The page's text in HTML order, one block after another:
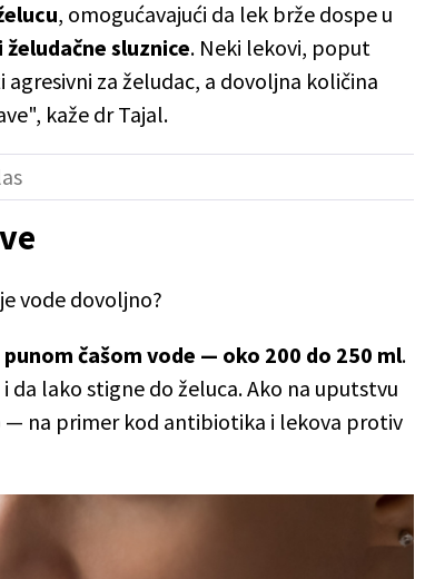
, omogućavajući da lek brže dospe u
sluznice. Neki lekovi, poput
za želudac, a dovoljna količina
kaže dr Tajal.
vode dovoljno?
čašom vode — oko 200 do 250 ml.
lako stigne do želuca. Ako na uputstvu
— na primer kod antibiotika i lekova protiv